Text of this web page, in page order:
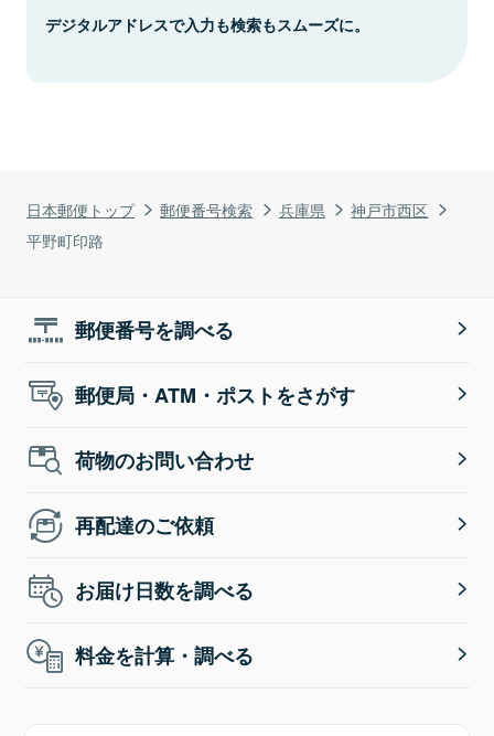
日本郵便トップ 郵便番号検索 兵庫県
神戸市西区
平野町印路
デジタルアドレスで入力も検索もスムーズに。
郵便番号を調べる
郵便局・ATM・ポストをさがす
荷物のお問い合わせ
再配達のご依頼
お届け日数を調べる
料金を計算・調べる